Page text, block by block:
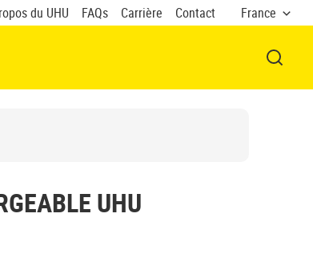
du UHU FAQs Carrière Contact France
UHU